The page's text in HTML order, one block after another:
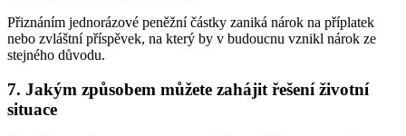
Přiznáním jednorázové peněžní částky zaniká nárok na příplatek
nebo zvláštní příspěvek, na který by v budoucnu vznikl nárok ze
stejného důvodu.
7. Jakým způsobem můžete zahájit řešení životní
situace